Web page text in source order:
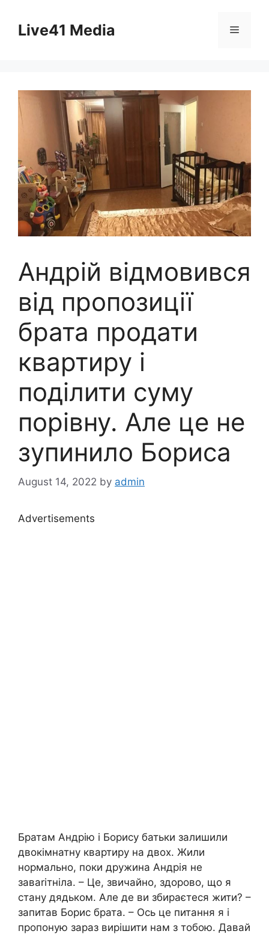
contentLive41 Media Menu
Андрій відмовився
від пропозиції
брата продати
квартиру і
поділити суму
порівну. Але це не
зупинило Бориса
August 14, 2022 by admin
Advertisements
Братам Андрію і Борису батьки залишили
двокімнатну квартиру на двох. Жили
нормально, поки дружина Андрія не
заваrітніла. – Це, звичайно, здорово, що я
стану дядьком. Але де ви збираєтеся жити? –
запитав Борис брата. – Ось це питання я і
пропоную зараз вирішити нам з тобою. Давай